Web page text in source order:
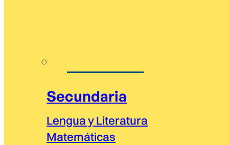
Secundaria
Lengua y Literatura
Matemáticas